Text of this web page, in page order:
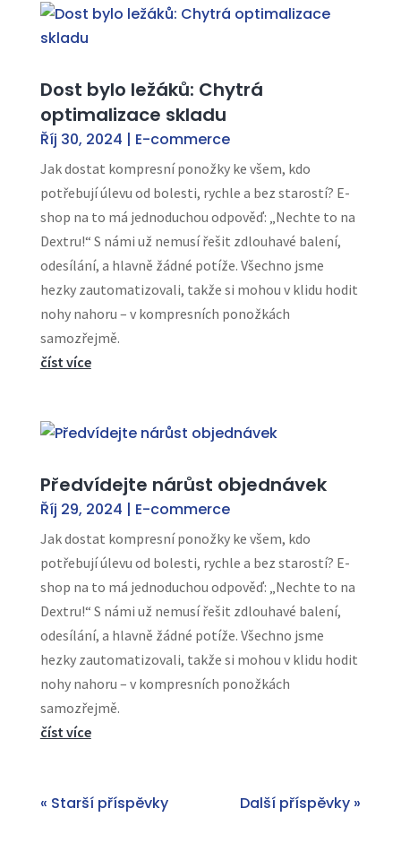
Dost bylo ležáků: Chytrá
optimalizace skladu
Říj 30, 2024 | E-commerce
Jak dostat kompresní ponožky ke všem, kdo
potřebují úlevu od bolesti, rychle a bez starostí? E-
shop na to má jednoduchou odpověď: „Nechte to na
Dextru!“ S námi už nemusí řešit zdlouhavé balení,
odesílání, a hlavně žádné potíže. Všechno jsme
hezky zautomatizovali, takže si mohou v klidu hodit
nohy nahoru – v kompresních ponožkách
samozřejmě.
číst více
Předvídejte nárůst objednávek
Říj 29, 2024 | E-commerce
Jak dostat kompresní ponožky ke všem, kdo
potřebují úlevu od bolesti, rychle a bez starostí? E-
shop na to má jednoduchou odpověď: „Nechte to na
Dextru!“ S námi už nemusí řešit zdlouhavé balení,
odesílání, a hlavně žádné potíže. Všechno jsme
hezky zautomatizovali, takže si mohou v klidu hodit
nohy nahoru – v kompresních ponožkách
samozřejmě.
číst více
« Starší příspěvky Další příspěvky »